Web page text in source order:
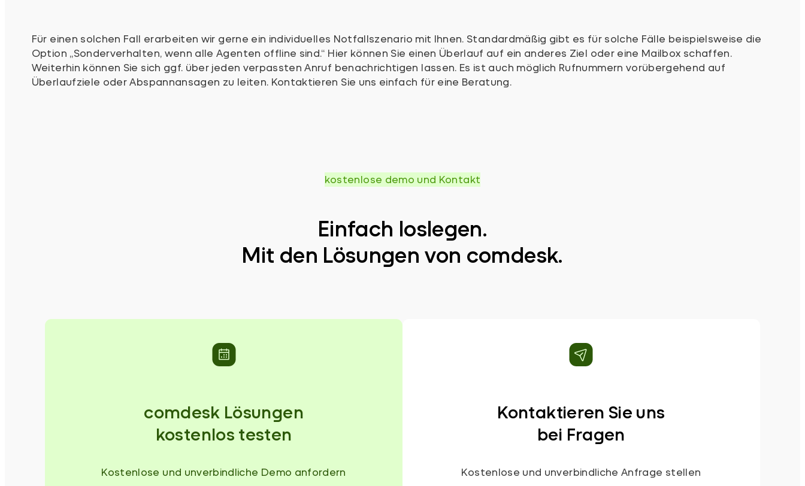
Für einen solchen Fall erarbeiten wir gerne ein individuelles Notfallszenario mit Ihnen. Standardmäßig gibt es für solche Fälle beispielsweise die
Option „Sonderverhalten, wenn alle Agenten offline sind.“ Hier können Sie einen Überlauf auf ein anderes Ziel oder eine Mailbox schaffen.
Weiterhin können Sie sich ggf. über jeden verpassten Anruf benachrichtigen lassen. Es ist auch möglich Rufnummern vorübergehend auf
Überlaufziele oder Abspannansagen zu leiten. Kontaktieren Sie uns einfach für eine Beratung.
kostenlose demo und Kontakt
Einfach loslegen.
Mit den Lösungen von comdesk.
comdesk Lösungen
kostenlos testen
Kostenlose und unverbindliche Demo anfordern
Kontaktieren Sie uns
bei Fragen
Kostenlose und unverbindliche Anfrage stellen